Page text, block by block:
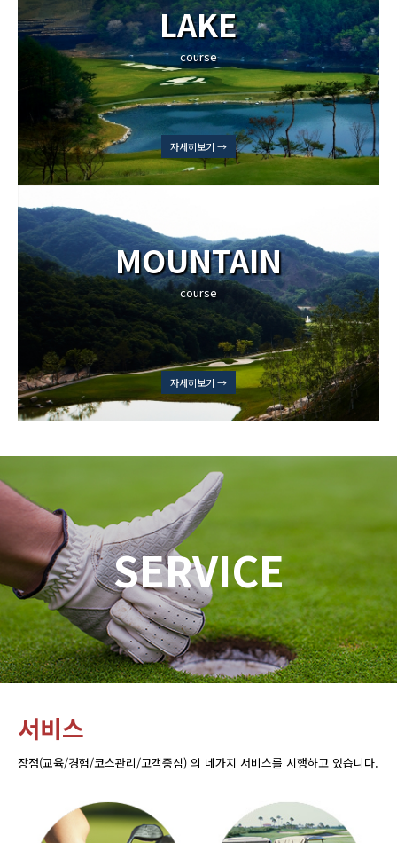
LAKE
course
자세히보기 →
MOUNTAIN
course
자세히보기 →
SERVICE
서비스
장점(교육/경험/코스관리/고객중심) 의 네가지 서비스를 시행하고 있습니다.